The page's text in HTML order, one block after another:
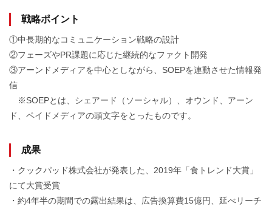
戦略ポイント
①中長期的なコミュニケーション戦略の設計
②フェーズやPR課題に応じた継続的なファクト開発
③アーンドメディアを中心としながら、SOEPを連動させた情報発
信
※SOEPとは、シェアード（ソーシャル）、オウンド、アーン
ド、ペイドメディアの頭文字をとったものです。
成果
・クックパッド株式会社が発表した、2019年「食トレンド大賞」
にて大賞受賞
・約4年半の期間での露出結果は、広告換算費15億円、延べリーチ